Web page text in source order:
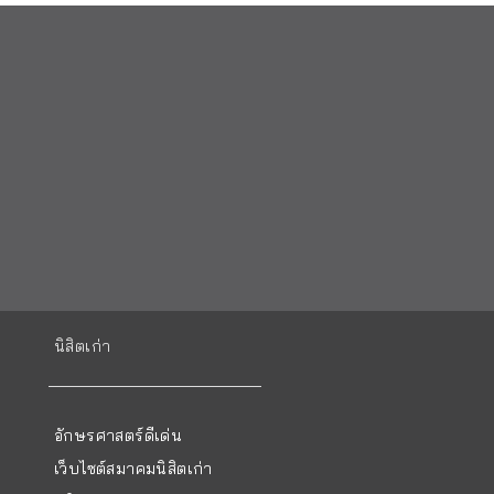
นิสิตเก่า
อักษรศาสตร์ดีเด่น
เว็บไซต์สมาคมนิสิตเก่า